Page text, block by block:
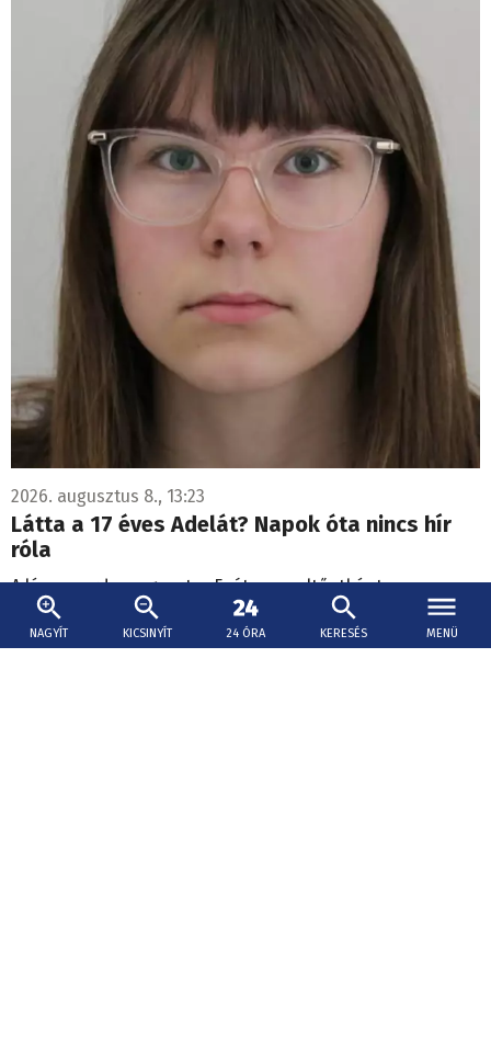
NAGYÍT KICSINYÍT 24 ÓRA KERESÉS MENÜ
2026. augusztus 8., 13:23
Látta a 17 éves Adelát? Napok óta nincs hír
róla
A lány szerda, augusztus 5. óta van eltűntként
nyilvántartva.